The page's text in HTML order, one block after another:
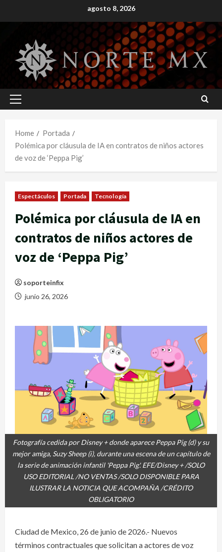
to
agosto 8, 2026
Primary
Home
Portada
Polémica por cláusula de IA en contratos de niños actores
de voz de ‘Peppa Pig’
Espectáculos Portada Tecnología
Polémica por cláusula de IA en
contratos de niños actores de
voz de ‘Peppa Pig’
soporteinfix
junio 26, 2026
Fotografía cedida por Disney + donde aparece Peppa Pig (d) y su
mejor amiga, Suzy Sheep (i), durante una escena de un capítulo de
la serie de animación infantil 'Peppa Pig'. EFE/Disney + /SOLO
USO EDITORIAL /NO VENTAS /SOLO DISPONIBLE PARA
ILUSTRAR LA NOTICIA QUE ACOMPAÑA /CRÉDITO
OBLIGATORIO
Ciudad de Mexico, 26 de junio de 2026.- Nuevos
términos contractuales que solicitan a actores de voz